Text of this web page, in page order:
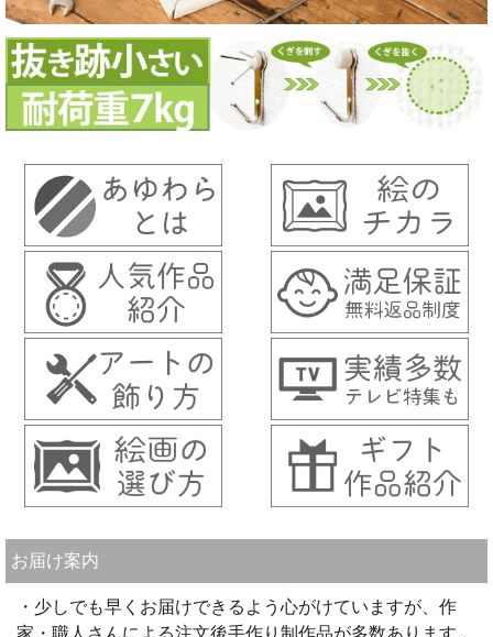
お届け案内
・少しでも早くお届けできるよう心がけていますが、作
家・職人さんによる注文後手作り制作品が多数あります。